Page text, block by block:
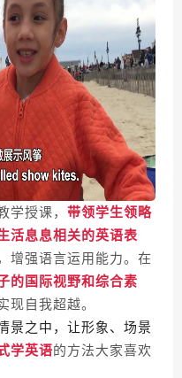
学授课， 带领学生领略
活息息相关的英语表
增强语言运用能力。在
的国际视野和综合素
现自我超越。
景之中，让形象、场景
学英语的方法大家喜欢